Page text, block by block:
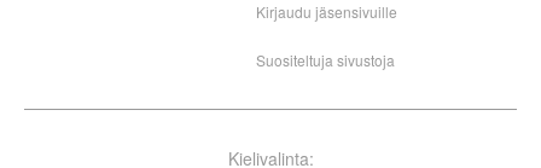
Kirjaudu jäsensivuille
Suositeltuja sivustoja
Kielivalinta: